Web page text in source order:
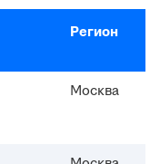
Регион
Москва